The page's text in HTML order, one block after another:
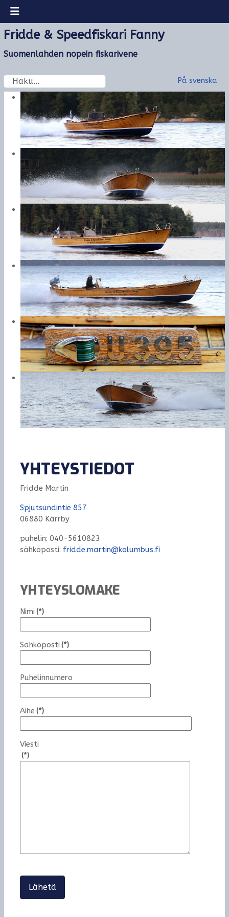
Fridde & Speedfiskari Fanny
Suomenlahden nopein fiskarivene
Valitse kieli
På svenska
Etsi
YHTEYSTIEDOT
Fridde Martin
Spjutsundintie 857
06880 Kärrby
puhelin: 040-5610823
sähköposti: fridde.martin@kolumbus.fi
YHTEYSLOMAKE
Nimi (*)
Sähköposti (*)
Puhelinnumero
Aihe (*)
Viesti
(*)
Lähetä